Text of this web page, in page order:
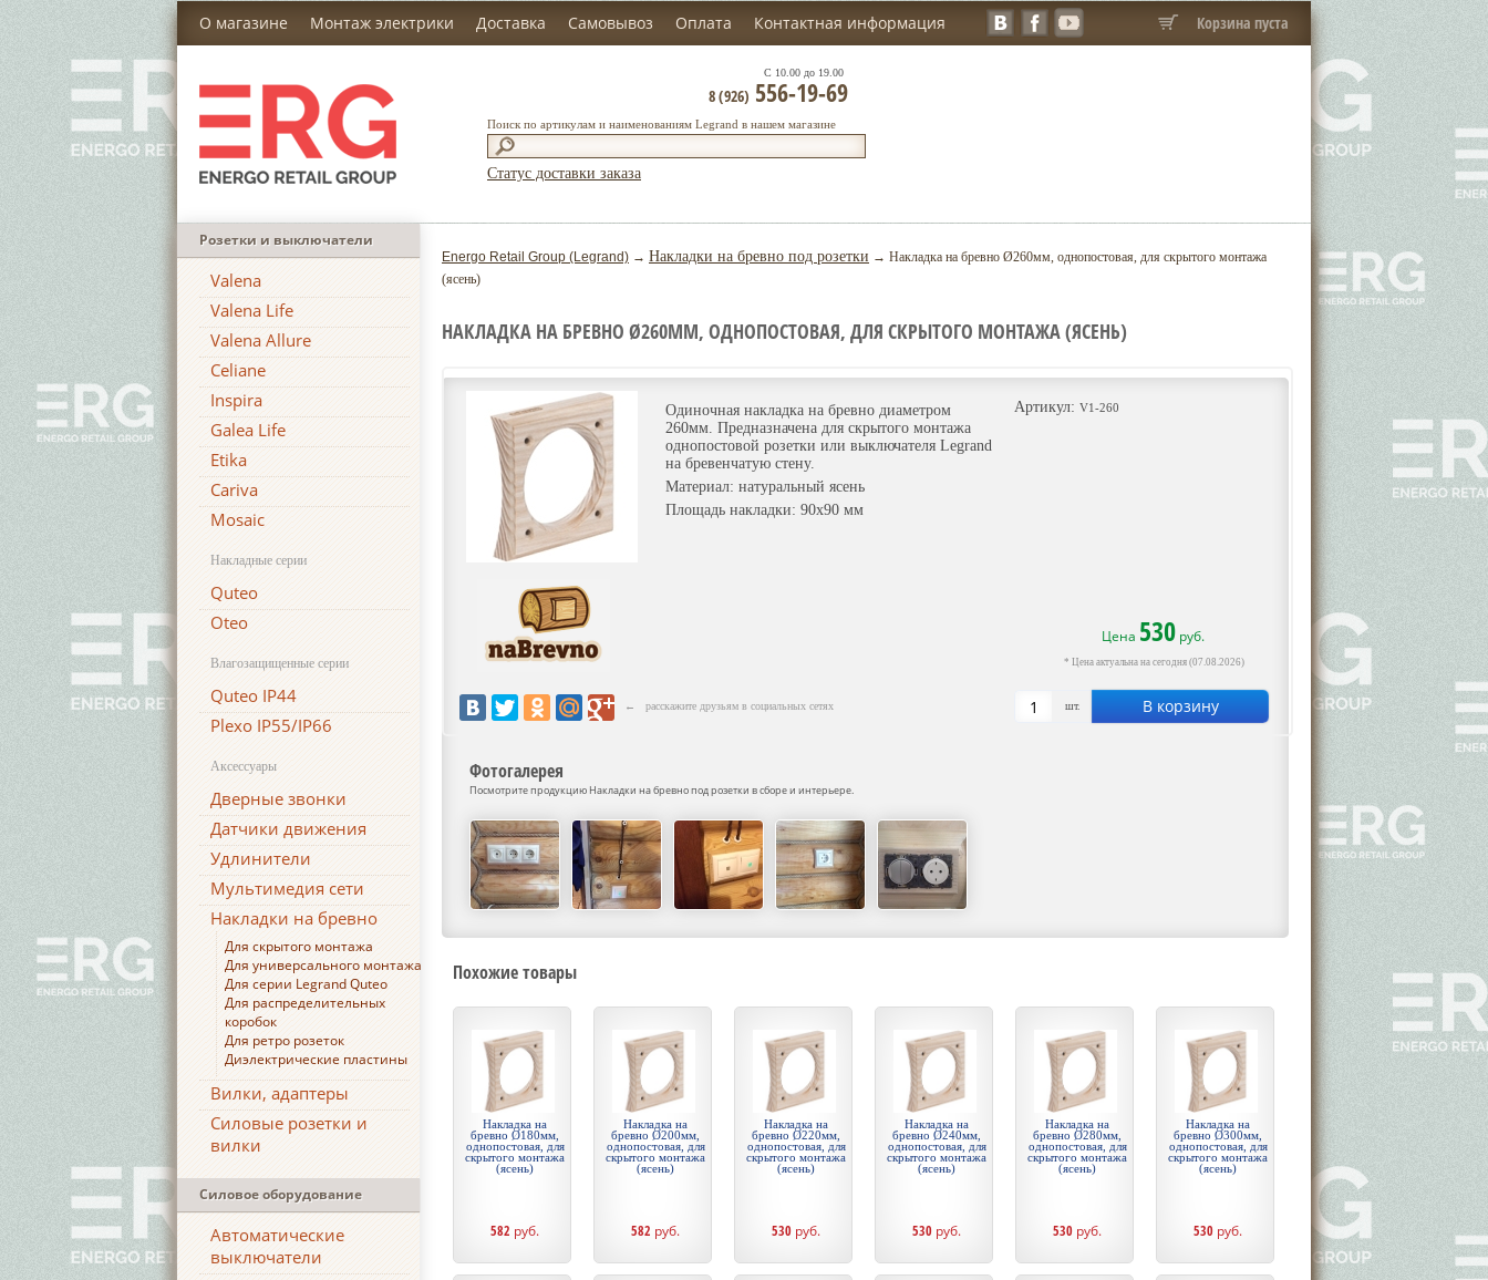
О магазине Монтаж электрики Доставка Самовывоз Оплата Контактная информация Корзина пуста
Поиск по артикулам и наименованиям Legrand в нашем магазине
С 10.00 до 19.00
8 (926) 556-19-69
Статус доставки заказа
Розетки и выключатели
Valena
Valena Life
Valena Allure
Celiane
Inspira
Galea Life
Etika
Cariva
Mosaic
Накладные серии
Quteo
Oteo
Влагозащищенные серии
Quteo IP44
Plexo IP55/IP66
Аксессуары
Дверные звонки
Датчики движения
Удлинители
Мультимедия сети
Накладки на бревно
Для скрытого монтажа
Для универсального монтажа
Для серии Legrand Quteo
Для распределительных
коробок
Для ретро розеток
Диэлектрические пластины
Вилки, адаптеры
Силовые розетки и
вилки
Силовое оборудование
Автоматические
выключатели
Energo Retail Group (Legrand) → Накладки на бревно под розетки → Накладка на бревно Ø260мм, однопостовая, для скрытого монтажа
(ясень)
НАКЛАДКА НА БРЕВНО Ø260ММ, ОДНОПОСТОВАЯ, ДЛЯ СКРЫТОГО МОНТАЖА (ЯСЕНЬ)
Артикул: V1-260
Цена 530руб.
* Цена актуальна на сегодня (07.08.2026)
шт. В корзину
Одиночная накладка на бревно диаметром
260мм. Предназначена для скрытого монтажа
однопостовой розетки или выключателя Legrand
на бревенчатую стену.
Материал: натуральный ясень
Площадь накладки: 90х90 мм
← расскажите друзьям в социальных сетях
Фотогалерея
Посмотрите продукцию Накладки на бревно под розетки в сборе и интерьере.
Похожие товары
Накладка на
бревно Ø180мм,
однопостовая, для
скрытого монтажа
(ясень)
582 руб.
Накладка на
бревно Ø200мм,
однопостовая, для
скрытого монтажа
(ясень)
582 руб.
Накладка на
бревно Ø220мм,
однопостовая, для
скрытого монтажа
(ясень)
530 руб.
Накладка на
бревно Ø240мм,
однопостовая, для
скрытого монтажа
(ясень)
530 руб.
Накладка на
бревно Ø280мм,
однопостовая, для
скрытого монтажа
(ясень)
530 руб.
Накладка на
бревно Ø300мм,
однопостовая, для
скрытого монтажа
(ясень)
530 руб.